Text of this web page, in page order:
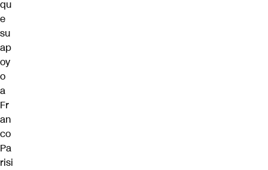
qu
e
su
ap
oy
o
a
Fr
an
co
Pa
risi